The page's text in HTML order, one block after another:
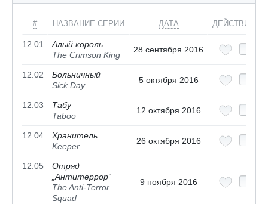
# НАЗВАНИЕ СЕРИИ ДАТА ДЕЙСТВИЯ
12.01
Алый король
The Crimson King
28 сентября 2016
12.02
Больничный
Sick Day
5 октября 2016
12.03
Табу
Taboo
12 октября 2016
12.04
Хранитель
Keeper
26 октября 2016
12.05
Отряд
„Антитеррор“
The Anti-Terror
Squad
9 ноября 2016